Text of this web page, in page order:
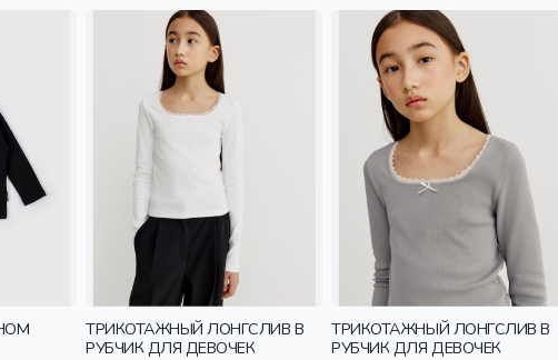
ТРИКОТАЖНЫЙ ЛОНГСЛИВ В
РУБЧИК ДЛЯ ДЕВОЧЕК
ТРИКОТАЖНЫЙ ЛОНГСЛИВ В
РУБЧИК ДЛЯ ДЕВОЧЕК